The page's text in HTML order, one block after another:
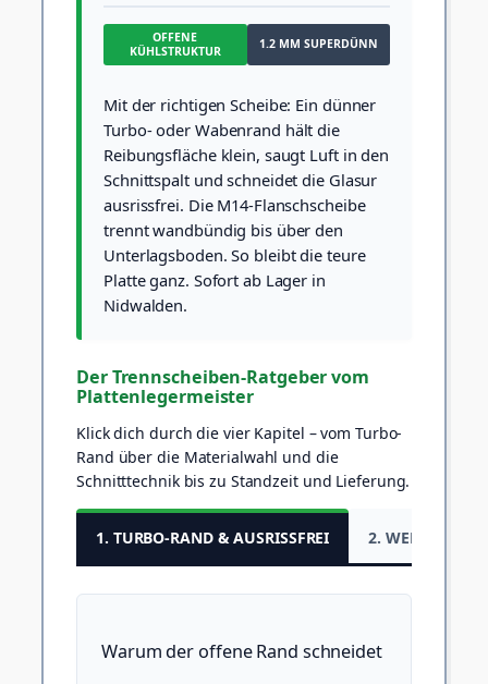
OFFENE
KÜHLSTRUKTUR
1.2 MM SUPERDÜNN
Mit der richtigen Scheibe: Ein dünner
Turbo- oder Wabenrand hält die
Reibungsfläche klein, saugt Luft in den
Schnittspalt und schneidet die Glasur
ausrissfrei. Die M14-Flanschscheibe
trennt wandbündig bis über den
Unterlagsboden. So bleibt die teure
Platte ganz. Sofort ab Lager in
Nidwalden.
Der Trennscheiben-Ratgeber vom
Plattenlegermeister
Klick dich durch die vier Kapitel – vom Turbo-
Rand über die Materialwahl und die
Schnitttechnik bis zu Standzeit und Lieferung.
1. TURBO-RAND & AUSRISSFREI 2. WELCHE
Warum der offene Rand schneidet